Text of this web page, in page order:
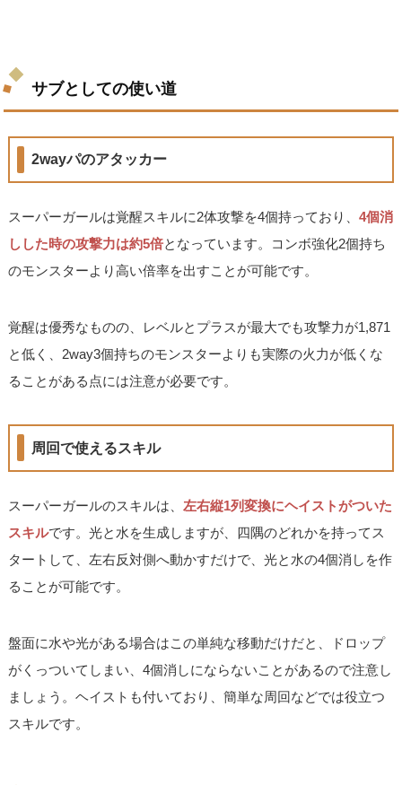
サブとしての使い道
2wayパのアタッカー
スーパーガールは覚醒スキルに2体攻撃を4個持っており、4個消
しした時の攻撃力は約5倍となっています。コンボ強化2個持ち
のモンスターより高い倍率を出すことが可能です。
覚醒は優秀なものの、レベルとプラスが最大でも攻撃力が1,871
と低く、2way3個持ちのモンスターよりも実際の火力が低くな
ることがある点には注意が必要です。
周回で使えるスキル
スーパーガールのスキルは、 左右縦1列変換にヘイストがついた
スキルです。光と水を生成しますが、四隅のどれかを持ってス
タートして、左右反対側へ動かすだけで、光と水の4個消しを作
ることが可能です。
盤面に水や光がある場合はこの単純な移動だけだと、ドロップ
がくっついてしまい、4個消しにならないことがあるので注意し
ましょう。ヘイストも付いており、簡単な周回などでは役立つ
スキルです。